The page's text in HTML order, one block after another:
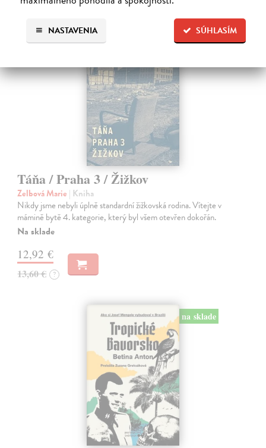
SÚHLASÍM
NASTAVENIA
na sklade
Táňa / Praha 3 / Žižkov
Zelbová Marie | Kniha
Nikdy jsme nebyli úplně standardní žižkovská rodina. Vítejte v
mámině bytě 4. kategorie, který byl všem otevřen dokořán.
Na sklade
12,92 €
13,60 € ?
na sklade